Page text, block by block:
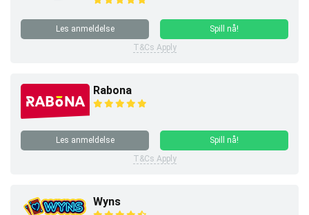
Les anmeldelse
Spill nå!
T&Cs Apply
Rabona
Les anmeldelse
Spill nå!
T&Cs Apply
Wyns